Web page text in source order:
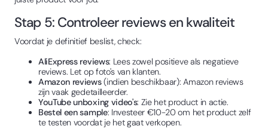
Stap 5: Controleer reviews en kwaliteit
Voordat je definitief beslist, check:
AliExpress reviews: Lees zowel positieve als negatieve
reviews. Let op foto's van klanten.
Amazon reviews(indien beschikbaar): Amazon reviews
zijn vaak gedetailleerder.
YouTube unboxing video's: Zie het product in actie.
Bestel een sample: Investeer €10-20 om het product zelf
te testen voordat je het gaat verkopen.